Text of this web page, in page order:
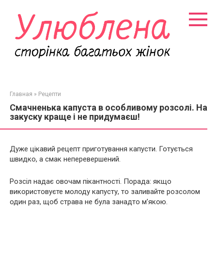
контенту
Главная » Рецепти
Смачненька капуста в особливому розсолі. На
закуску краще і не придумаєш!
Дуже цікавий рецепт приготування капусти. Готується
швидко, а смак неперевершений.
Розсіл надає овочам пікантності. Порада: якщо
використовуєте молоду капусту, то заливайте розсолом
один раз, щоб страва не була занадто м’якою.